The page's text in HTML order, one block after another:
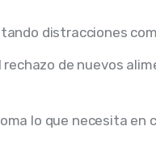
distracciones
de nuevos
lo que necesita en